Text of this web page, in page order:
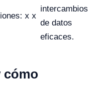
x x
intercambios
de datos
eficaces.
cómo